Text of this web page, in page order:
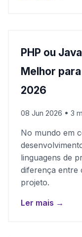
PHP ou
Melhor
2026
08 Jun 2026 • 3
No mundo em
linguagens de
diferença entre
projeto.
Ler mais →